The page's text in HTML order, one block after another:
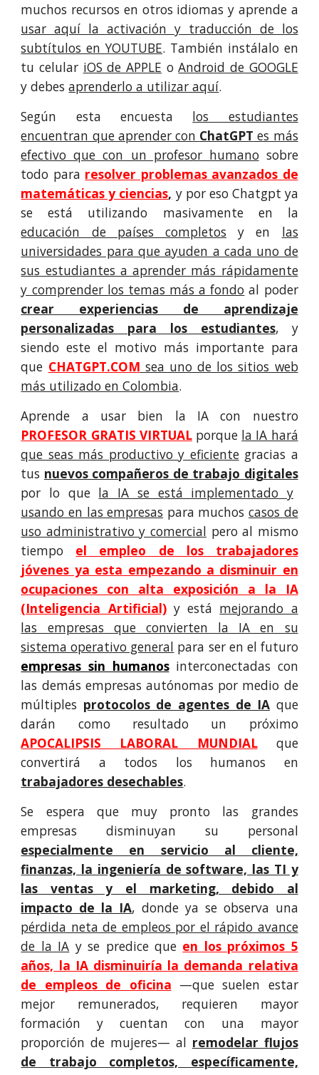
muchos recursos en otros idiomas y aprende a
usar aquí la activación y traducción de los
subtítulos en YOUTUBE. También instálalo en
tu celular iOS de APPLE oAndroid de GOOGLE
y debesaprenderlo a utilizar aquí.
Según esta encuesta los estudiantes
encuentran que aprender con ChatGPT es más
efectivo que con un profesor humano sobre
todo para resolver problemas avanzados de
matemáticas y ciencias, y por eso Chatgpt ya
se está utilizando masivamente en la
educación de países completos y en las
universidades para que ayuden a cada uno de
sus estudiantes a aprender más rápidamente
y comprender los temas más a fondo al poder
crear experiencias de aprendizaje
personalizadas para los estudiantes, y
siendo este el motivo más importante para
que CHATGPT.COM sea uno de los sitios web
más utilizado en Colombia.
Aprende a usar bien la IA con nuestro
PROFESOR GRATIS VIRTUALporque la IA hará
que seas más productivo y eficientegracias a
tus nuevos compañeros de trabajo digitales
por lo que la IA se está implementado y
usando en las empresas para muchos casos de
uso administrativo y comercial pero al mismo
tiempo el empleo de los trabajadores
jóvenes ya esta empezando a disminuir en
ocupaciones con alta exposición a la IA
(Inteligencia Artificial) y está mejorando a
las empresas que convierten la IA en su
sistema operativo general para ser en el futuro
empresas sin humanosinterconectadas con
las demás empresas autónomas por medio de
múltiples protocolos de agentes de IA que
darán como resultado un próximo
APOCALIPSIS LABORAL MUNDIAL
que
convertirá a todos los humanos en
trabajadores desechables.
Se espera que muy pronto las grandes
empresas disminuyan su personal
especialmente en servicio al cliente,
finanzas, la ingeniería de software, las TI y
las ventas y el marketing, debido al
impacto de la IA, donde ya se observa una
pérdida neta de empleos por el rápido avance
de la IA y se predice que en los próximos 5
años, la IA disminuiría la demanda relativa
de empleos de oficina —que suelen estar
mejor remunerados, requieren mayor
formación y cuentan con una mayor
proporción de mujeres— al remodelar flujos
de trabajo completos, específicamente,